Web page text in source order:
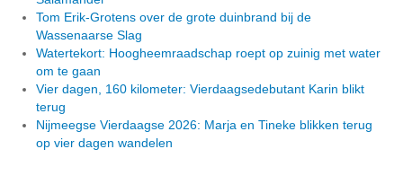
Tom Erik-Grotens over de grote duinbrand bij de
Wassenaarse Slag
Watertekort: Hoogheemraadschap roept op zuinig met water
om te gaan
Vier dagen, 160 kilometer: Vierdaagsedebutant Karin blikt
terug
Nijmeegse Vierdaagse 2026: Marja en Tineke blikken terug
op vier dagen wandelen